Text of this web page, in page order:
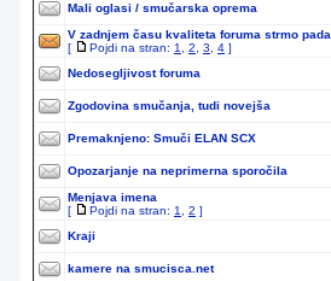
Mali oglasi / smučarska oprema
V zadnjem času kvaliteta foruma strmo pada
[
Pojdi na stran: 1 2 3 4 ]
Nedosegljivost foruma
Zgodovina smučanja, tudi novejša
Premaknjeno: Smuči ELAN SCX
Opozarjanje na neprimerna sporočila
Menjava imena
[
Pojdi na stran: 1 2 ]
Kraji
kamere na smucisca.net